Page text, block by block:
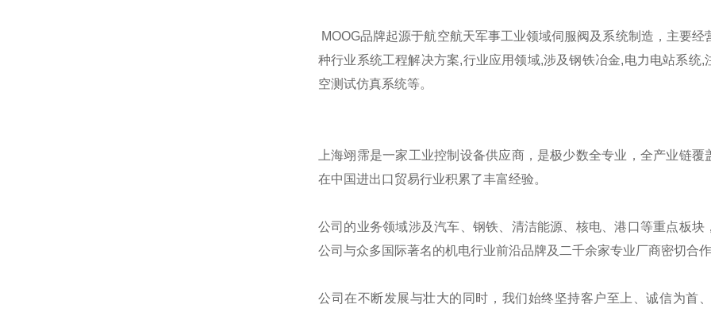
MOOG品牌起源于航空航天军事工业领域伺服阀及系统制造，主要
种行业系统工程解决方案,行业应用领域,涉及钢铁冶金,电力电站系统
空测试仿真系统等。
上海翊霈是一家工业控制设备供应商，是极少数全专业，全产业链
在中国进出口贸易行业积累了丰富经验。
公司的业务领域涉及汽车、钢铁、清洁能源、核电、港口等重点板
公司与众多国际著名的机电行业前沿品牌及二千余家专业厂商密切合作
公司在不断发展与壮大的同时，我们始终坚持客户至上、诚信为首